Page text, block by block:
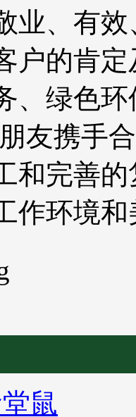
业、有
户的肯
、绿色
友携手
和完善
作环境